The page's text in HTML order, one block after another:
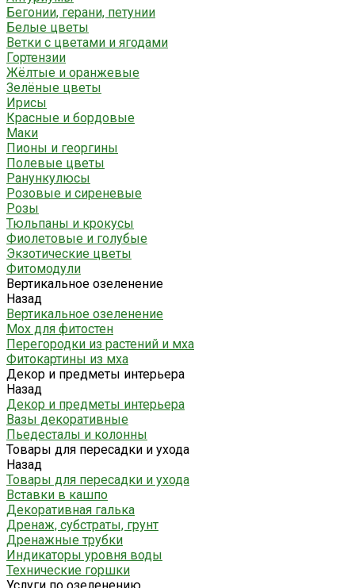
Бегонии, герани, петунии
Белые цветы
Ветки с цветами и ягодами
Гортензии
Жёлтые и оранжевые
Зелёные цветы
Ирисы
Красные и бордовые
Маки
Пионы и георгины
Полевые цветы
Ранункулюсы
Розовые и сиреневые
Розы
Тюльпаны и крокусы
Фиолетовые и голубые
Экзотические цветы
Фитомодули
Вертикальное озеленение
Назад
Вертикальное озеленение
Мох для фитостен
Перегородки из растений и мха
Фитокартины из мха
Декор и предметы интерьера
Назад
Декор и предметы интерьера
Вазы декоративные
Пьедесталы и колонны
Товары для пересадки и ухода
Назад
Товары для пересадки и ухода
Вставки в кашпо
Декоративная галька
Дренаж, субстраты, грунт
Дренажные трубки
Индикаторы уровня воды
Технические горшки